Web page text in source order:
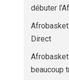
débuter
Direct
beaucoup